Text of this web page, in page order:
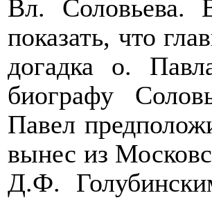
Вл. Соловьева.
показать, что
догадка о.
биографу
Павел
вынес из
Д.Ф.